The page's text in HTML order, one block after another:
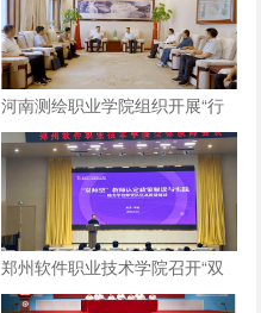
河南测绘职业学院组织开展“行
走的思政课”实践教学活动
郑州软件职业技术学院召开“双
师型”教师认定政策及企业实践